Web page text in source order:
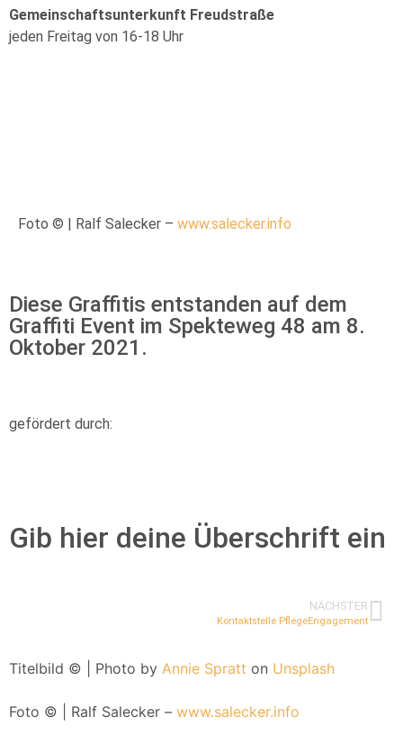
Gemeinschaftsunterkunft Freudstraße
jeden Freitag von 16-18 Uhr
Foto © | Ralf Salecker – www.salecker.info
Diese Graffitis entstanden auf dem
Graffiti Event im Spekteweg 48 am 8.
Oktober 2021.
gefördert durch:
Gib hier deine Überschrift ein
NÄCHSTER
Kontaktstelle PflegeEngagement
Titelbild © | Photo by Annie Spratt on Unsplash
Foto © | Ralf Salecker – www.salecker.info